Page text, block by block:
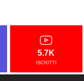
5.7K
ISCRITTI